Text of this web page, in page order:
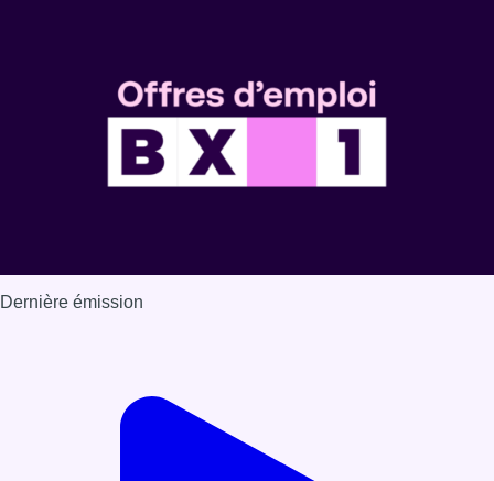
Dernière émission